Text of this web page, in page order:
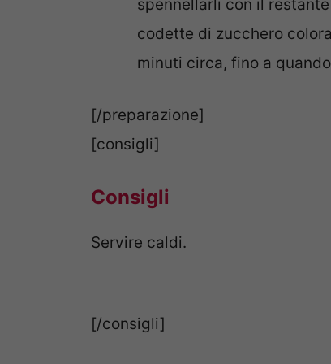
spennellarli con il
codette di zucchero
minuti circa, fino a
[/preparazione]
[consigli]
Consigli
Servire caldi.
[/consigli]